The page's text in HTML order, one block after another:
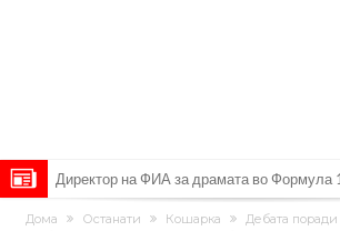
Колку бара ПСЖ и кој е „плафонот“ на
ан Бредли Баркола?
Го победи Ѓоковиќ откако губеше со 0-2 на
Дома Останати Кошарка
Дебата